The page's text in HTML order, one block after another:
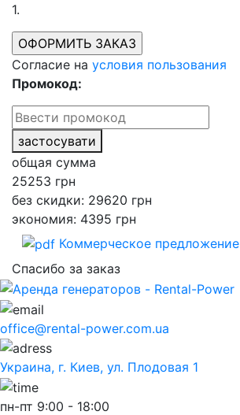
1.
Согласие на условия пользования
Промокод:
застосувати
общая сумма
25253 грн
без скидки: 29620 грн
экономия: 4395 грн
Коммерческое предложение
Спасибо за заказ
office@rental-power.com.ua
Украина, г. Киев, ул. Плодовая 1
пн-пт 9:00 - 18:00